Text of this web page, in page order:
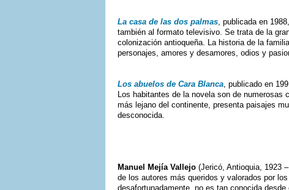
La casa de las dos palmas, publicada en
también al formato televisivo. Se trata de la
colonización antioqueña. La historia de la
personajes, amores y desamores, odios y
Los abuelos de Cara Blanca, publicado en
Los habitantes de la novela son de
más lejano del continente, presenta paisajes
desconocida.
Manuel Mejía Vallejo (Jericó, Antioquia, 1923
de los autores más queridos y valorados por
desafortunadamente, no es tan conocida